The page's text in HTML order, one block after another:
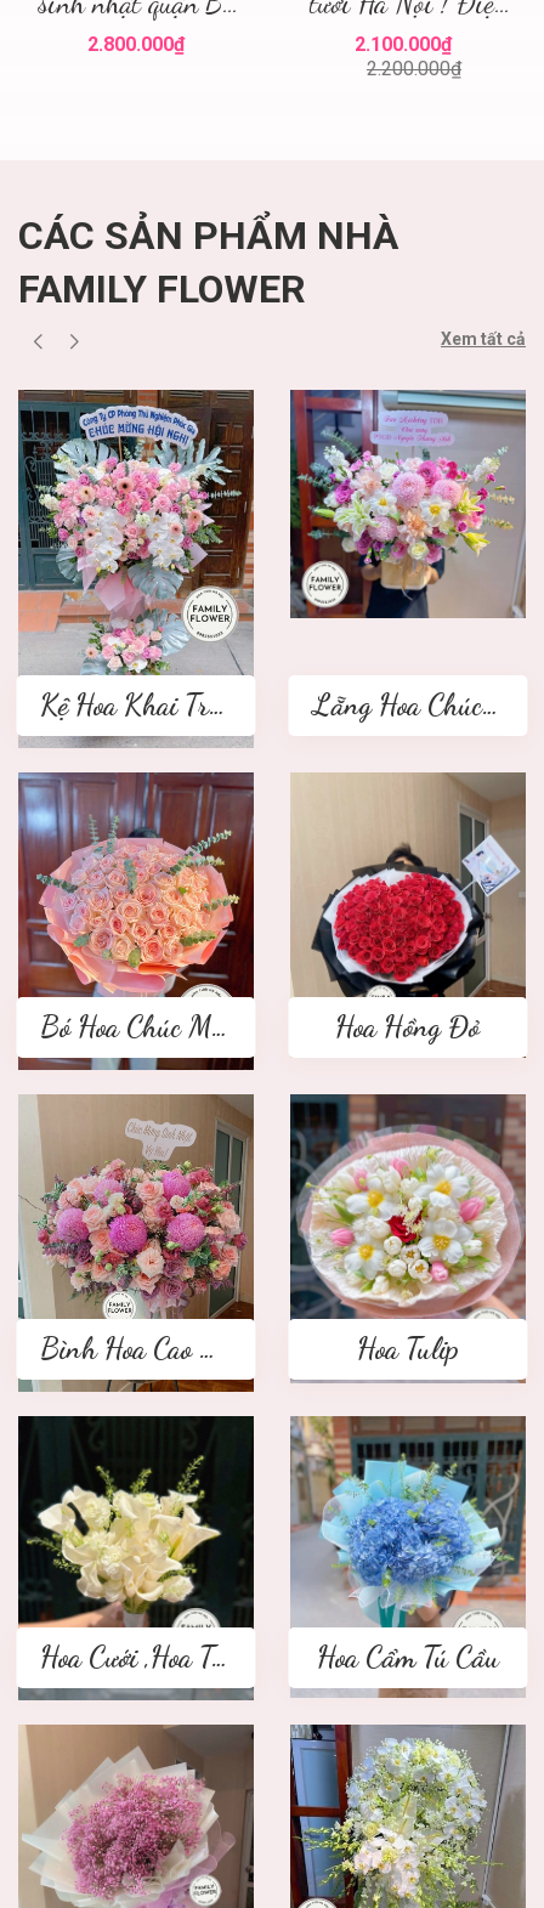
Đình ! Hoa sinh
2.800.000₫
hoa Hà Nội ! Mua
hoa tươi
2.100.000₫
2.200.000₫
CÁC SẢN PHẨM NHÀ
FAMILY FLOWER
Xem tất cả
Kệ Hoa Khai Trương 2 tầng Lẵng Hoa Chúc Mừng
Bó Hoa Chúc Mừng Hoa Hồng Đỏ
Bình Hoa Cao Cấp Hoa Tulip
Hoa Cưới ,Hoa Tay Cầm Cô Dâu Hoa Cẩm Tú Cầu